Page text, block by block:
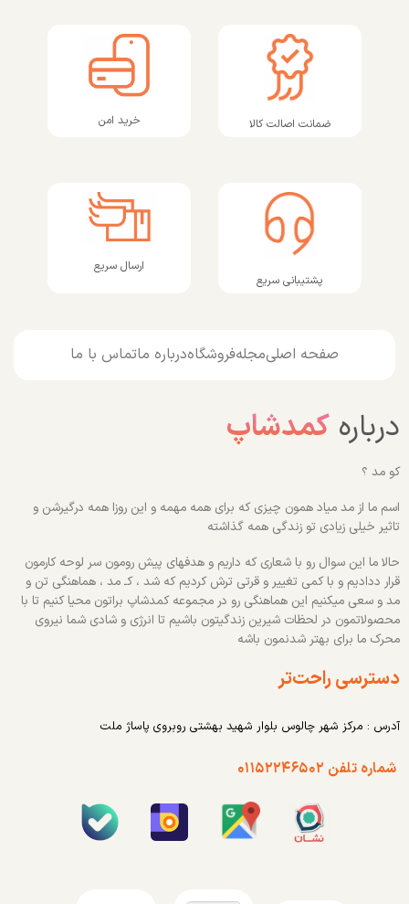
ضمانت اصالت کالا خرید امن
پشتیبانی سریع
ارسال سریع
صفحه اصلیمجلهفروشگاهدرباره ماتماس با ما
درباره کمدشاپ
کو مد ؟
اسم ما از مد میاد همون چیزی که برای همه مهمه و این روزا همه درگیرشن و
تاثیر خیلی زیادی تو زندگی همه گذاشته
حالا ما این سوال رو با شعاری که داریم و هدفهای پیش رومون سر لوحه کارمون
قرار ددادیم و با کمی تغییر و قرتی ترش کردیم که شد ، کـ مد ، هماهنگی تن و
مد و سعی میکنیم این هماهنگی رو در مجموعه کمدشاپ براتون محیا کنیم تا با
محصولاتمون در لحظات شیرین زندگیتون باشیم تا انرژی و شادی شما نیروی
محرک ما برای بهتر شدنمون باشه
دسترسی راحت‌تر
آدرس : مرکز شهر چالوس بلوار شهید بهشتی روبروی پاساژ ملت
شماره تلفن ۰۱۱۵۲۲۴۶۵۰۲